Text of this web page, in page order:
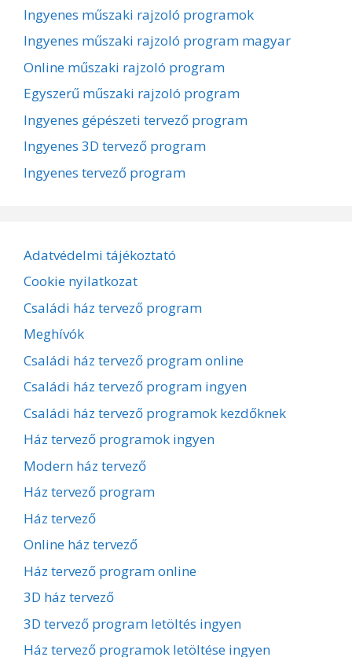
Ingyenes műszaki rajzoló programok
Ingyenes műszaki rajzoló program magyar
Online műszaki rajzoló program
Egyszerű műszaki rajzoló program
Ingyenes gépészeti tervező program
Ingyenes 3D tervező program
Ingyenes tervező program
Adatvédelmi tájékoztató
Cookie nyilatkozat
Családi ház tervező program
Meghívók
Családi ház tervező program online
Családi ház tervező program ingyen
Családi ház tervező programok kezdőknek
Ház tervező programok ingyen
Modern ház tervező
Ház tervező program
Ház tervező
Online ház tervező
Ház tervező program online
3D ház tervező
3D tervező program letöltés ingyen
Ház tervező programok letöltése ingyen